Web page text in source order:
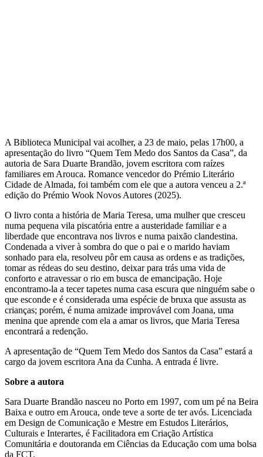
A Biblioteca Municipal vai acolher, a 23 de maio, pelas 17h00, a
apresentação do livro “Quem Tem Medo dos Santos da Casa”, da
autoria de Sara Duarte Brandão, jovem escritora com raízes
familiares em Arouca. Romance vencedor do Prémio Literário
Cidade de Almada, foi também com ele que a autora venceu a 2.ª
edição do Prémio Wook Novos Autores (2025).
O livro conta a história de Maria Teresa, uma mulher que cresceu
numa pequena vila piscatória entre a austeridade familiar e a
liberdade que encontrava nos livros e numa paixão clandestina.
Condenada a viver à sombra do que o pai e o marido haviam
sonhado para ela, resolveu pôr em causa as ordens e as tradições,
tomar as rédeas do seu destino, deixar para trás uma vida de
conforto e atravessar o rio em busca de emancipação. Hoje
encontramo-la a tecer tapetes numa casa escura que ninguém sabe o
que esconde e é considerada uma espécie de bruxa que assusta as
crianças; porém, é numa amizade improvável com Joana, uma
menina que aprende com ela a amar os livros, que Maria Teresa
encontrará a redenção.
A apresentação de “Quem Tem Medo dos Santos da Casa” estará a
cargo da jovem escritora Ana da Cunha. A entrada é livre.
Sobre a autora
Sara Duarte Brandão nasceu no Porto em 1997, com um pé na Beira
Baixa e outro em Arouca, onde teve a sorte de ter avós. Licenciada
em Design de Comunicação e Mestre em Estudos Literários,
Culturais e Interartes, é Facilitadora em Criação Artística
Comunitária e doutoranda em Ciências da Educação com uma bolsa
da FCT.